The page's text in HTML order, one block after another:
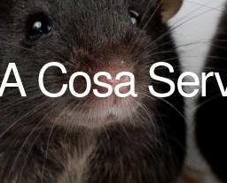
Cosa